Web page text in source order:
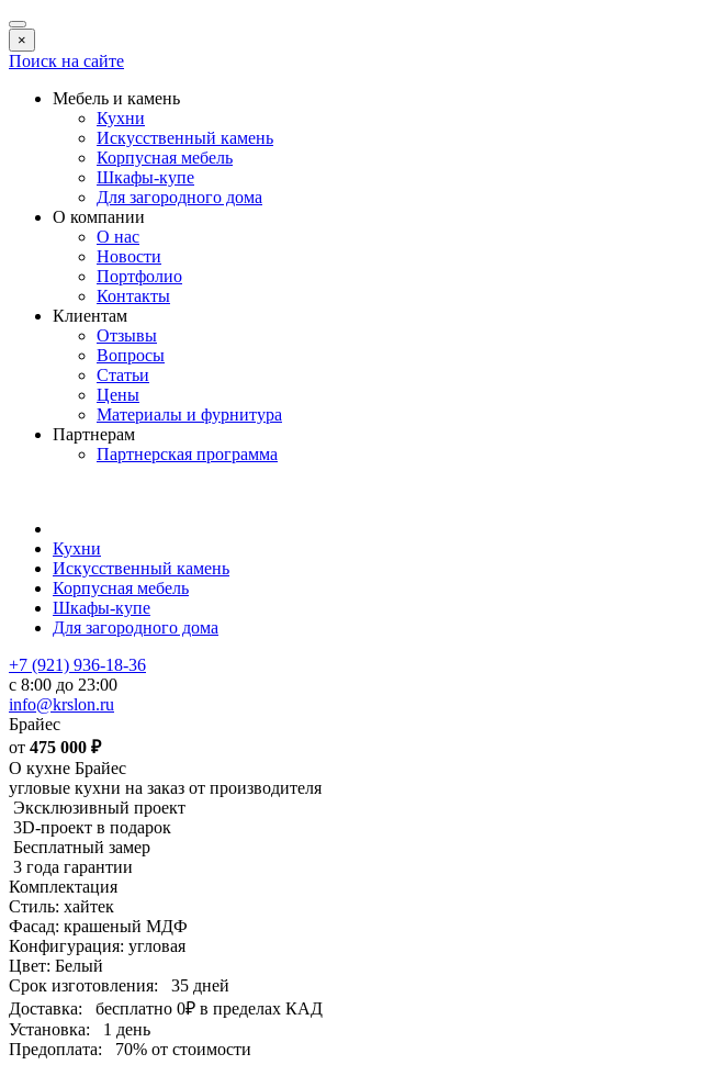
×
Поиск на сайте
Мебель и камень
Кухни
Искусственный камень
Корпусная мебель
Шкафы-купе
Для загородного дома
О компании
О нас
Новости
Портфолио
Контакты
Клиентам
Отзывы
Вопросы
Статьи
Цены
Материалы и фурнитура
Партнерам
Партнерская программа
Кухни
Искусственный камень
Корпусная мебель
Шкафы-купе
Для загородного дома
+7 (921) 936-18-36
с 8:00 до 23:00
info@krslon.ru
Брайес
от 475 000 ₽
О кухне Брайес
угловые кухни на заказ от производителя
Эксклюзивный проект
3D-проект в подарок
Бесплатный замер
3 года гарантии
Комплектация
Стиль: хайтек
Фасад: крашеный МДФ
Конфигурация: угловая
Цвет: Белый
Срок изготовления:
35 дней
Доставка:
бесплатно 0₽ в пределах КАД
Установка:
1 день
Предоплата:
70% от стоимости